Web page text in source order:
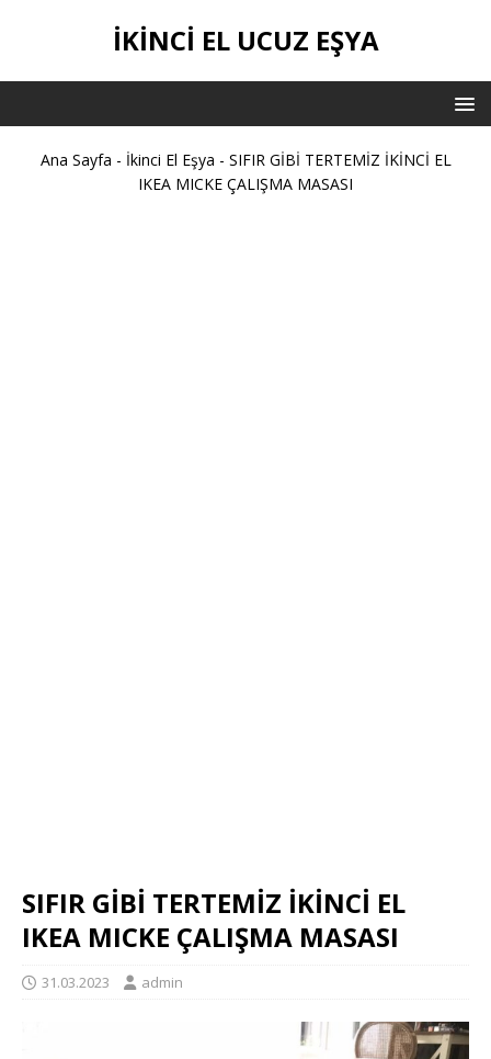
İKİNCİ EL UCUZ EŞYA
Ana Sayfa - İkinci El Eşya - SIFIR GİBİ TERTEMİZ İKİNCİ EL
IKEA MICKE ÇALIŞMA MASASI
SIFIR GİBİ TERTEMİZ İKİNCİ EL
IKEA MICKE ÇALIŞMA MASASI
31.03.2023 admin